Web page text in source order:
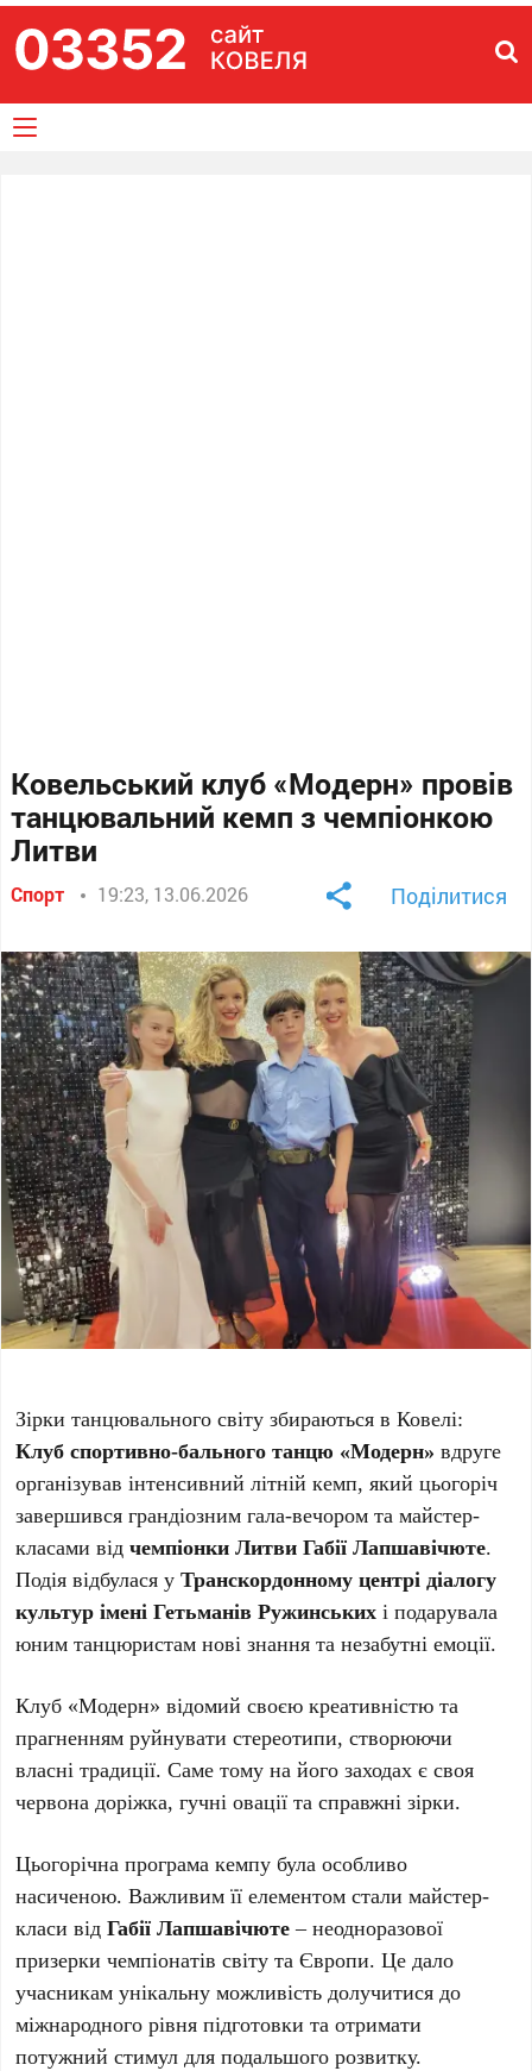
Ковельський клуб «Модерн» провів
танцювальний кемп з чемпіонкою
Литви
Спорт 19:23, 13.06.2026 Поділитися
Зірки танцювального світу збираються в Ковелі:
Клуб спортивно-бального танцю «Модерн» вдруге
організував інтенсивний літній кемп, який цьогоріч
завершився грандіозним гала-вечором та майстер-
класами відчемпіонки Литви Габії Лапшавічюте.
Подія відбулася уТранскордонному центрі діалогу
культур імені Гетьманів Ружинських і подарувала
юним танцюристам нові знання та незабутні емоції.
Клуб «Модерн» відомий своєю креативністю та
прагненням руйнувати стереотипи, створюючи
власні традиції. Саме тому на його заходах є своя
червона доріжка, гучні овації та справжні зірки.
Цьогорічна програма кемпу була особливо
насиченою. Важливим її елементом стали майстер-
класи відГабії Лапшавічюте– неодноразової
призерки чемпіонатів світу та Європи. Це дало
учасникам унікальну можливість долучитися до
міжнародного рівня підготовки та отримати
потужний стимул для подальшого розвитку.